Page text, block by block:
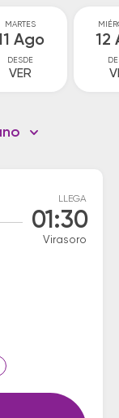
MARTES
Ago
DESDE
VER
12
LLEGA
01:30
Virasoro